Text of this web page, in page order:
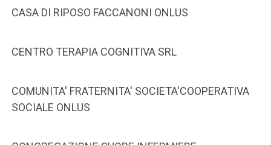
CASA DI RIPOSO FACCANONI ONLUS
CENTRO TERAPIA COGNITIVA SRL
COMUNITA' FRATERNITA' SOCIETA'COOPERATIVA
SOCIALE ONLUS